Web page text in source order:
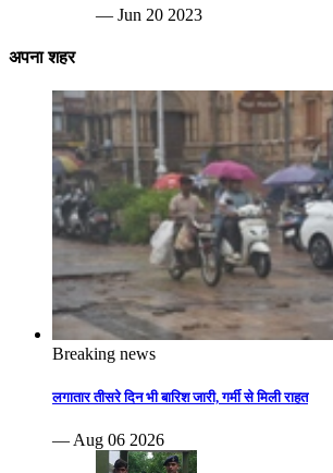
— Jun 20 2023
अपना शहर
Breaking news
लगातार तीसरे दिन भी बारिश जारी, गर्मी से मिली राहत
— Aug 06 2026